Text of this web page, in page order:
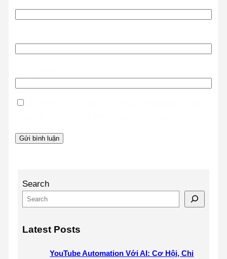
Search
Latest Posts
YouTube Automation Với AI: Cơ Hội, Chi